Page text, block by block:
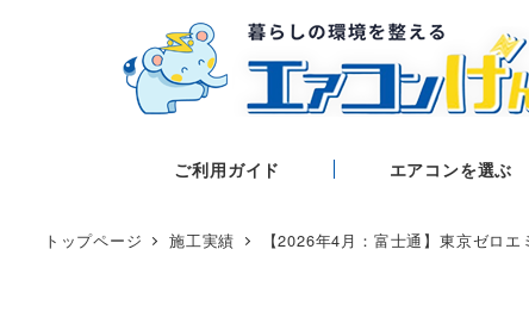
ご利用ガイド エアコンを選ぶ
トップページ 施工実績 【2026年4月：富士通】東京ゼロ